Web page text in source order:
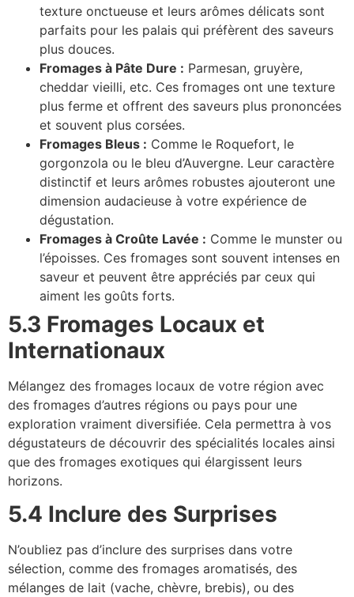
texture onctueuse et leurs arômes délicats sont
parfaits pour les palais qui préfèrent des saveurs
plus douces.
Fromages à Pâte Dure : Parmesan, gruyère,
cheddar vieilli, etc. Ces fromages ont une texture
plus ferme et offrent des saveurs plus prononcées
et souvent plus corsées.
Fromages Bleus : Comme le Roquefort, le
gorgonzola ou le bleu d’Auvergne. Leur caractère
distinctif et leurs arômes robustes ajouteront une
dimension audacieuse à votre expérience de
dégustation.
Fromages à Croûte Lavée : Comme le munster ou
l’époisses. Ces fromages sont souvent intenses en
saveur et peuvent être appréciés par ceux qui
aiment les goûts forts.
5.3 Fromages Locaux et
Internationaux
Mélangez des fromages locaux de votre région avec
des fromages d’autres régions ou pays pour une
exploration vraiment diversifiée. Cela permettra à vos
dégustateurs de découvrir des spécialités locales ainsi
que des fromages exotiques qui élargissent leurs
horizons.
5.4 Inclure des Surprises
N’oubliez pas d’inclure des surprises dans votre
sélection, comme des fromages aromatisés, des
mélanges de lait (vache, chèvre, brebis), ou des